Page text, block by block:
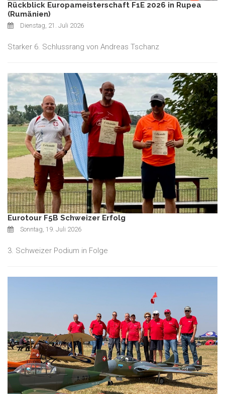
Rückblick Europameisterschaft F1E 2026 in Rupea
(Rumänien)
Dienstag, 21. Juli 2026
Starker 6. Schlussrang von Andreas Tschanz
Eurotour F5B Schweizer Erfolg
Sonntag, 19. Juli 2026
3. Schweizer Podium in Folge